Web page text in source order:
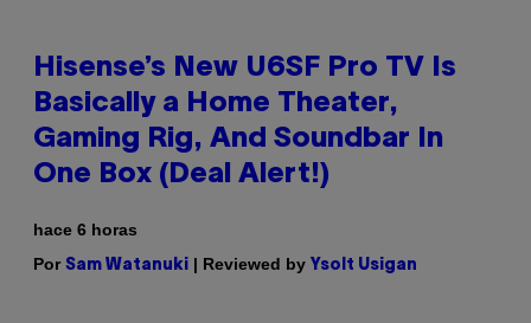
Hisense’s New U6SF Pro TV Is
Basically a Home Theater,
Gaming Rig, And Soundbar In
One Box (Deal Alert!)
hace 6 horas
Por Sam Watanuki | Reviewed by Ysolt Usigan